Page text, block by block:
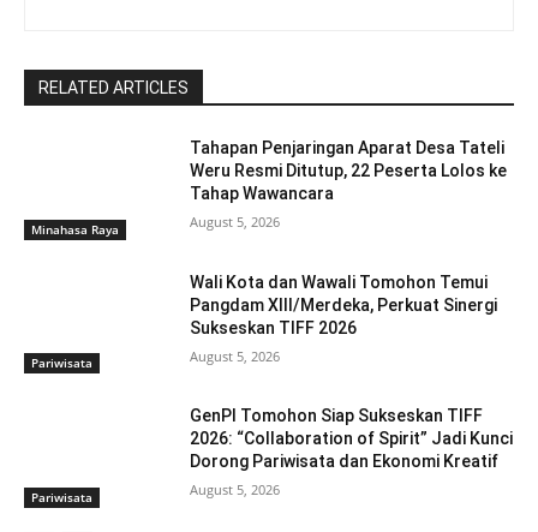
RELATED ARTICLES
Minahasa Raya
Tahapan Penjaringan Aparat Desa Tateli
Weru Resmi Ditutup, 22 Peserta Lolos ke
Tahap Wawancara
August 5, 2026
Pariwisata
Wali Kota dan Wawali Tomohon Temui
Pangdam XIII/Merdeka, Perkuat Sinergi
Sukseskan TIFF 2026
August 5, 2026
Pariwisata
GenPI Tomohon Siap Sukseskan TIFF
2026: “Collaboration of Spirit” Jadi Kunci
Dorong Pariwisata dan Ekonomi Kreatif
August 5, 2026